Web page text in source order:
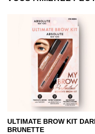
ULTIMATE BROW KIT
BRUNETTE